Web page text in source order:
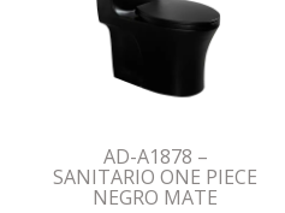
AD-A1878 –
SANITARIO ONE PIECE
NEGRO MATE